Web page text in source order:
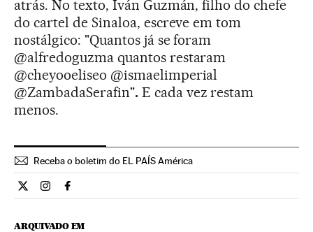
atrás. No texto, Iván Guzmán, filho do chefe
do cartel de Sinaloa, escreve em tom
nostálgico: "Quantos já se foram
@alfredoguzma quantos restaram
@cheyooeliseo @ismaelimperial
@ZambadaSerafin". E cada vez restam
menos.
Receba o boletim do EL PAÍS América
Internacional El País Brasil en Twitter
Internacional El País Brasil en Instagram
Internacional El País Brasil en Facebook
ARQUIVADO EM